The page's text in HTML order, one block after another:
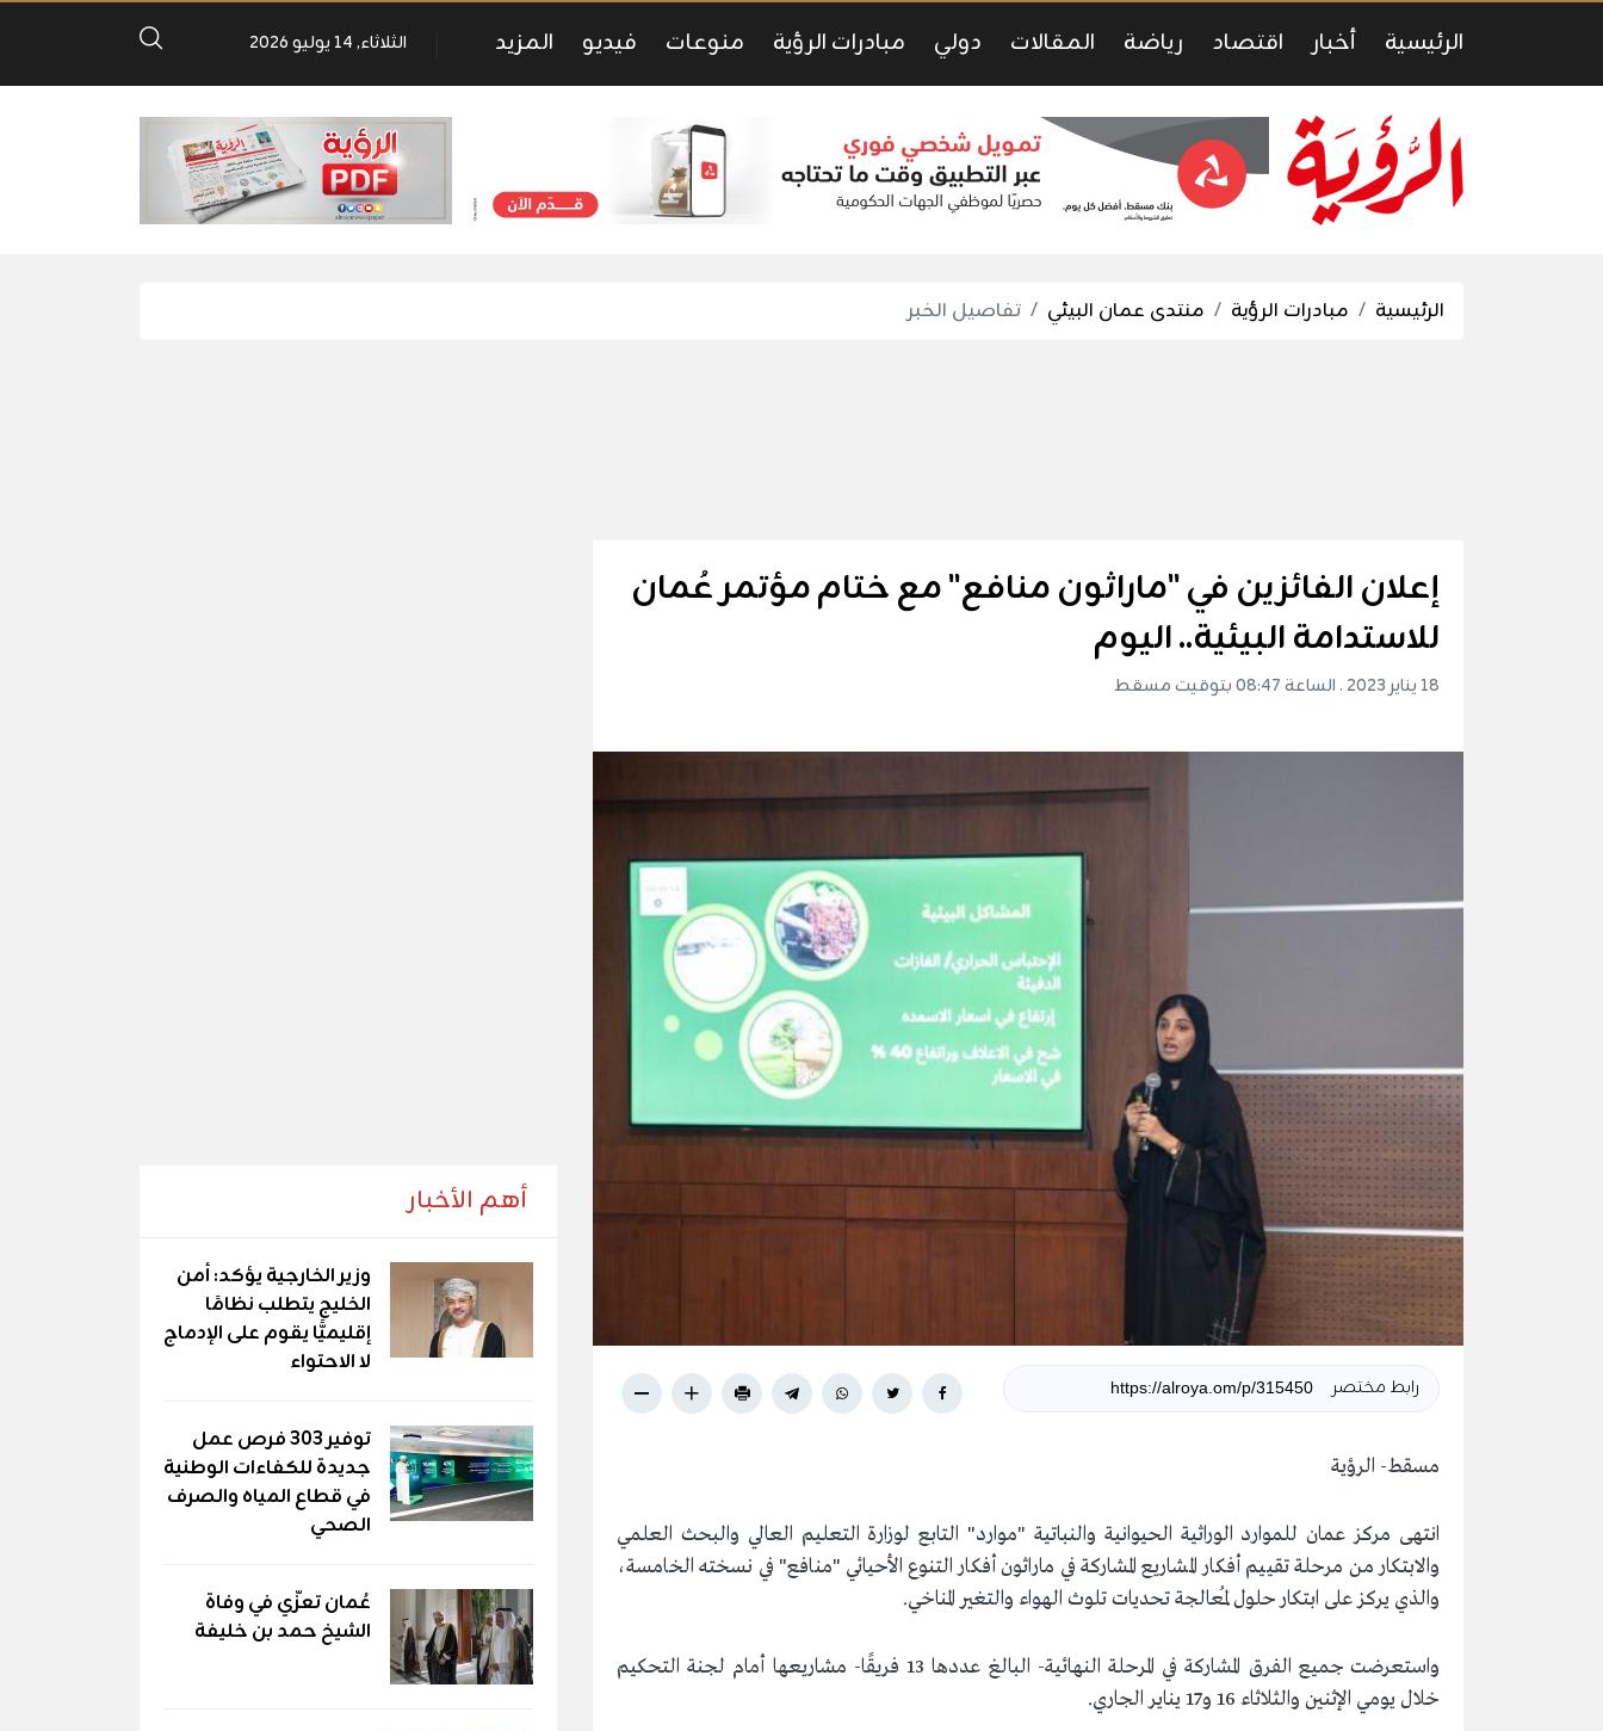
الرئيسية أخبار اقتصاد رياضة المقالات دولي مبادرات الرؤية منوعات فيديو المزيد الثلاثاء, 14 يوليو 2026
الرئيسية مبادرات الرؤية منتدى عمان البيئي تفاصيل الخبر
إعلان الفائزين في "ماراثون منافع" مع ختام مؤتمر عُمان
للاستدامة البيئية.. اليوم
18 يناير 2023 . الساعة 08:47 بتوقيت مسقط
رابط مختصر
مسقط- الرؤية
انتهى مركز عمان للموارد الوراثية الحيوانية والنباتية "موارد" التابع لوزارة التعليم العالي والبحث العلمي
والابتكار من مرحلة تقييم أفكار المشاريع المشاركة في ماراثون أفكار التنوع الأحيائي "منافع" في نسخته الخامسة،
والذي يركز على ابتكار حلول لمُعالجة تحديات تلوث الهواء والتغير المناخي.
واستعرضت جميع الفرق المشاركة في المرحلة النهائية- البالغ عددها 13 فريقًا- مشاريعها أمام لجنة التحكيم
خلال يومي الإثنين والثلاثاء 16 و17 يناير الجاري.
أهم الأخبار
وزير الخارجية يؤكد: أمن
الخليج يتطلب نظامًا
إقليميًّا يقوم على الإدماج
لا الاحتواء
توفير 303 فرص عمل
جديدة للكفاءات الوطنية
في قطاع المياه والصرف
الصحي
عُمان تعزّي في وفاة
الشيخ حمد بن خليفة